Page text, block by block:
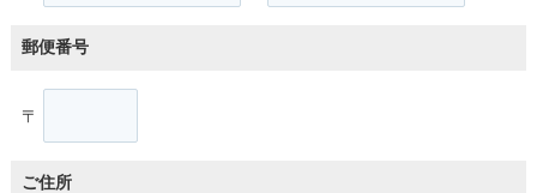
郵便番号
〒
ご住所